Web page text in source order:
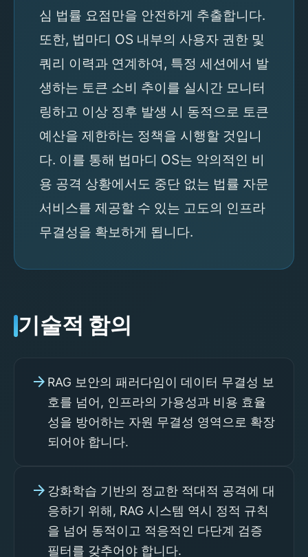
심 법률 요점만을 안전하게 추출합니다.
또한, 법마디 OS 내부의 사용자 권한 및
쿼리 이력과 연계하여, 특정 세션에서 발
생하는 토큰 소비 추이를 실시간 모니터
링하고 이상 징후 발생 시 동적으로 토큰
예산을 제한하는 정책을 시행할 것입니
다. 이를 통해 법마디 OS는 악의적인 비
용 공격 상황에서도 중단 없는 법률 자문
서비스를 제공할 수 있는 고도의 인프라
무결성을 확보하게 됩니다.
기술적 함의
arrow_forward RAG 보안의 패러다임이 데이터 무결성 보
호를 넘어, 인프라의 가용성과 비용 효율
성을 방어하는 자원 무결성 영역으로 확장
되어야 합니다.
arrow_forward 강화학습 기반의 정교한 적대적 공격에 대
응하기 위해, RAG 시스템 역시 정적 규칙
을 넘어 동적이고 적응적인 다단계 검증
필터를 갖추어야 합니다.